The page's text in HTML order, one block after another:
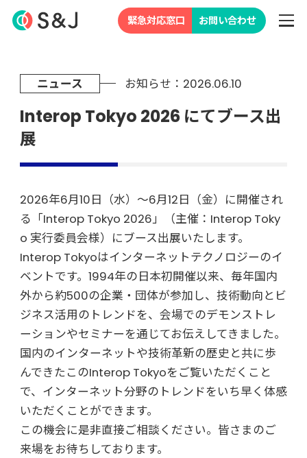
緊急対応窓口 お問い合わせ
ニュース お知らせ：2026.06.10
Interop Tokyo 2026 にてブース出
展
2026年6月10日（水）～6月12日（金）に開催され
る「Interop Tokyo 2026」（主催：Interop Toky
o 実行委員会様）にブース出展いたします。
Interop Tokyoはインターネットテクノロジーのイ
ベントです。1994年の日本初開催以来、毎年国内
外から約500の企業・団体が参加し、技術動向とビ
ジネス活用のトレンドを、会場でのデモンストレ
ーションやセミナーを通じてお伝えしてきました。
国内のインターネットや技術革新の歴史と共に歩
んできたこのInterop Tokyoをご覧いただくこと
で、インターネット分野のトレンドをいち早く体感
いただくことができます。
この機会に是非直接ご相談ください。皆さまのご
来場をお待ちしております。